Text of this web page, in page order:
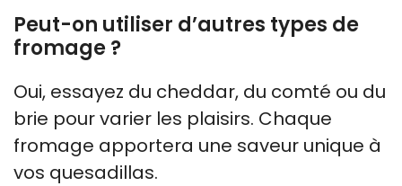
Peut-on utiliser d’autres types de
fromage ?
Oui, essayez du cheddar, du comté ou du
brie pour varier les plaisirs. Chaque
fromage apportera une saveur unique à
vos quesadillas.